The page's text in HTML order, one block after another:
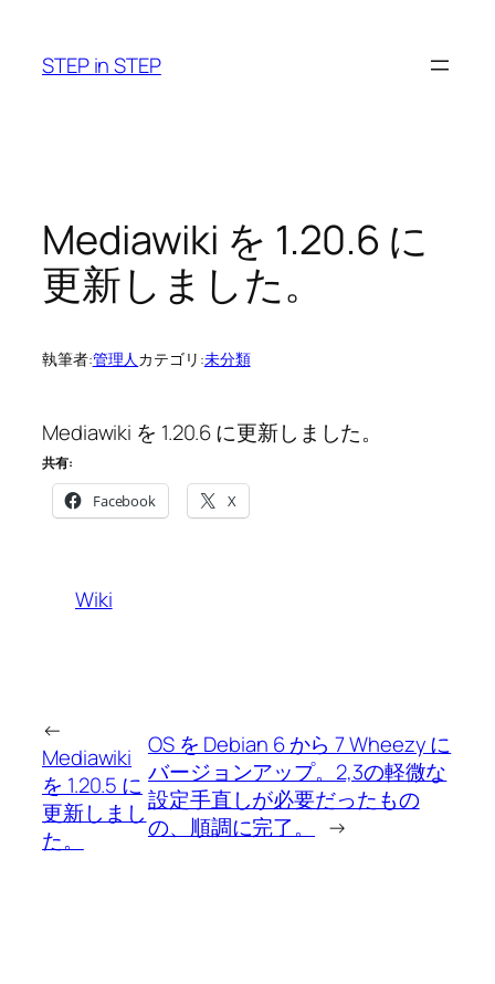
STEP in STEP
Mediawiki を 1.20.6 に
更新しました。
執筆者:管理人カテゴリ:未分類
Mediawiki を 1.20.6 に更新しました。
共有:
Facebook X
Wiki
←
Mediawiki
を 1.20.5 に
更新しまし
た。
OS を Debian 6 から 7 Wheezy に
バージョンアップ。2,3の軽微な
設定手直しが必要だったもの
の、順調に完了。
→